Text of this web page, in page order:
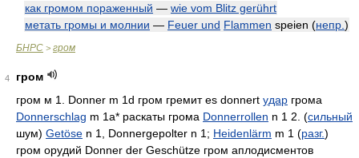
как громом пораженный — wie vom Blitz gerührt
метать громы и молнии — Feuer und Flammen speien (непр. )
БНРС > гром
4
гром
гром м 1. Donner m 1d гром гремит es donnert удар грома
Donnerschlag m 1a* раскаты грома Donnerrollen n 1 2. (сильный
шум) Getöse n 1, Donnergepolter n 1; Heidenlärm m 1 (разг.)
гром орудий Donner der Geschütze гром аплодисментов